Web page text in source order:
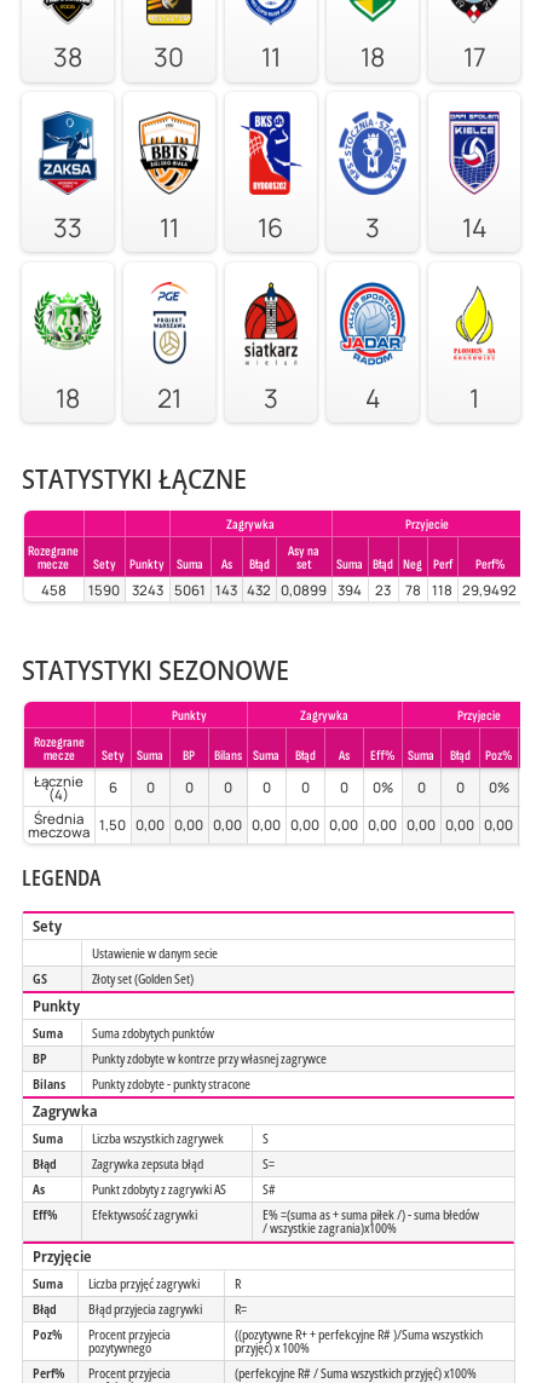
38 30 11 18 17
33 11 16 3 14
18 21 3 4 1
STATYSTYKI ŁĄCZNE
Zagrywka
Przyjecie
Rozegrane
mecze
Sety Punkty Suma As Błąd
Asy na
set
Suma Błąd Neg Perf Perf%
458 1590 3243 5061 143 432 0,0899 394 23 78 118 29,9492
STATYSTYKI SEZONOWE
Punkty Zagrywka
Przyjecie
Rozegrane
mecze
Sety Suma BP Bilans Suma Błąd As Eff% Suma Błąd Poz%
Łącznie
(4) 6 0 0 0 0 0 0 0% 0 0 0%
Średnia
meczowa 1,50 0,00 0,00 0,00 0,00 0,00 0,00 0,00 0,00 0,00 0,00
LEGENDA
Sety
Ustawienie w danym secie
GS
Złoty set (Golden Set)
Punkty
Suma
Suma zdobytych punktów
BP
Punkty zdobyte w kontrze przy własnej zagrywce
Bilans
Punkty zdobyte - punkty stracone
Zagrywka
Suma Liczba wszystkich zagrywek
S
Błąd
Zagrywka zepsuta błąd
S=
As
Punkt zdobyty z zagrywki AS
S#
Eff%
Efektywsość zagrywki E% =(suma as + suma piłek /) - suma błedów
/ wszystkie zagrania)x100%
Przyjęcie
Suma Liczba przyjęć zagrywki
R
Błąd
Błąd przyjecia zagrywki
R=
Poz%
Procent przyjecia
pozytywnego
((pozytywne R+ + perfekcyjne R# )/Suma wszystkich
przyjęć) x 100%
Perf%
Procent przyjecia (perfekcyjne R# / Suma wszystkich przyjęć) x100%